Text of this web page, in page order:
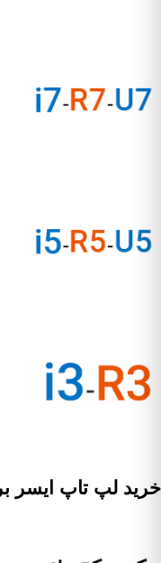
خرید لپ تاپ ایسر